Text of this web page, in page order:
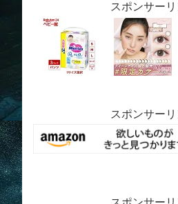
スポンサーリ
スポンサーリ